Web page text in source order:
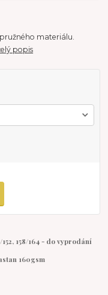
materiálu.
popis
152, 158/164 - do vyprodání
160gsm